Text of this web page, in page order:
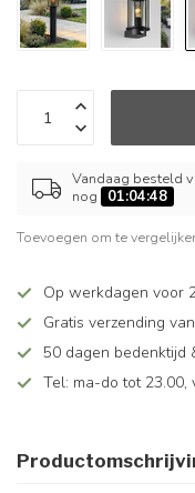
Vandaag besteld
nog
01:04:47
Toevoegen om te
Op werkdagen voor
Gratis verzending
50 dagen bedenktijd
Tel: ma-do tot 23.00,